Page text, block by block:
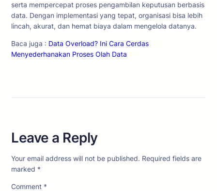
serta mempercepat proses pengambilan keputusan berbasis
data. Dengan implementasi yang tepat, organisasi bisa lebih
lincah, akurat, dan hemat biaya dalam mengelola datanya.
Baca juga : Data Overload? Ini Cara Cerdas
Menyederhanakan Proses Olah Data
Leave a Reply
Your email address will not be published. Required fields are
marked *
Comment *